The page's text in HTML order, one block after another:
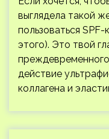
выглядела такой
пользоваться
этого). Это твой
действие
коллагена и